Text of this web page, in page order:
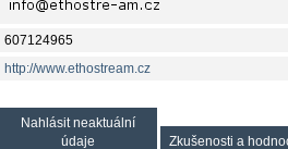
607124965
http://www.ethostream.cz
Nahlásit neaktuální
údaje
Zkušenosti a